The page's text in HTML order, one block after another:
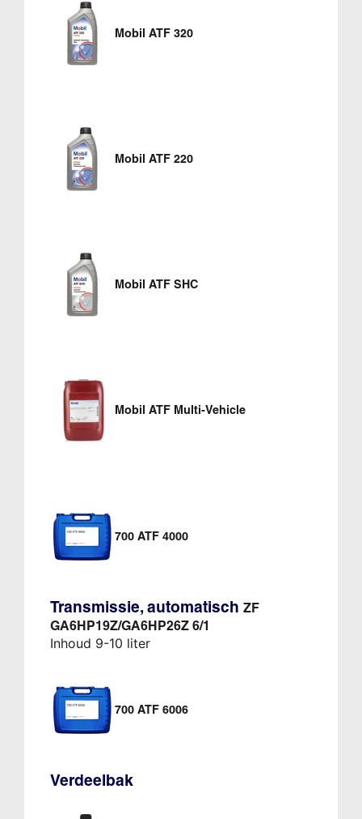
Mobil ATF 320
Mobil ATF 220
Mobil ATF SHC
Mobil ATF Multi-Vehicle
700 ATF 4000
Transmissie, automatisch ZF
GA6HP19Z/GA6HP26Z 6/1
Inhoud 9-10 liter
700 ATF 6006
Verdeelbak